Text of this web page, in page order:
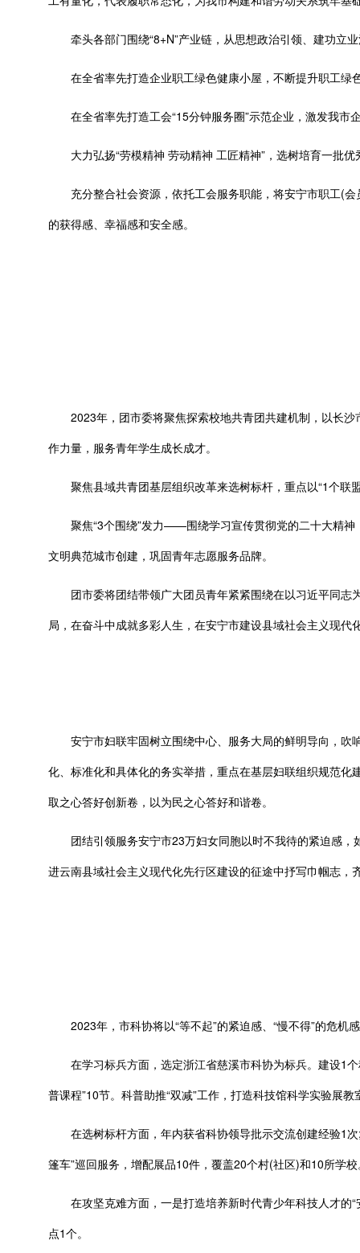
牵头各部门围绕“8+N”产业链，从思想政治引领、建功立业
在全省率先打造企业职工绿色健康小屋，不断提升职工绿
在全省率先打造工会“15分钟服务圈”示范企业，激发我市
大力弘扬“劳模精神 劳动精神 工匠精神”，选树培育一批优
充分整合社会资源，依托工会服务职能，将安宁市职工(会
的获得感、幸福感和安全感。
2023年，团市委将聚焦探索校地共青团共建机制，以长沙
作力量，服务青年学生成长成才。
聚焦县域共青团基层组织改革来选树标杆，重点以“1个联
聚焦“3个围绕”发力——围绕学习宣传贯彻党的二十大精神
文明典范城市创建，巩固青年志愿服务品牌。
团市委将团结带领广大团员青年紧紧围绕在以习近平同志
局，在奋斗中成就多彩人生，在安宁市建设县域社会主义现代
安宁市妇联牢固树立围绕中心、服务大局的鲜明导向，吹
化、标准化和具体化的务实举措，重点在基层妇联组织规范
取之心答好创新卷，以为民之心答好和谐卷。
团结引领服务安宁市23万妇女同胞以时不我待的紧迫感，
进云南县域社会主义现代化先行区建设的征途中抒写巾帼志，
2023年，市科协将以“等不起”的紧迫感、“慢不得”的危机
在学习标兵方面，选定浙江省慈溪市科协为标兵。建设1个
普课程”10节。科普助推“双减”工作，打造科技馆科学实验展
在选树标杆方面，年内获省科协领导批示交流创建经验1次
篷车”巡回服务，增配展品10件，覆盖20个村(社区)和10所学
在攻坚克难方面，一是打造培养新时代青少年科技人才的“
点1个。